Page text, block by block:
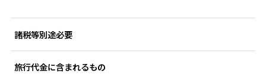
諸税等別途必要
旅行代金に含まれるもの